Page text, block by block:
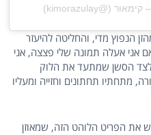
הנפוץ מדי, והחליטה להיעזר
אני אעלה תמונה שלי פצצה, אני
הסשן שמתעד את הלוק
מתחתיו תחתונים וחזייה ומעליו
את הפריט הלוהט הזה, שמאוזן